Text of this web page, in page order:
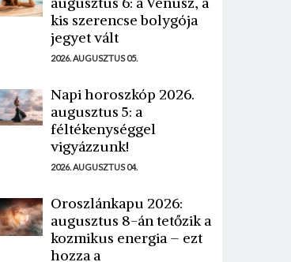
kis szerencse bolygója
jegyet vált
2026. AUGUSZTUS 05.
Napi horoszkóp 2026.
augusztus 5: a
féltékenységgel
vigyázzunk!
2026. AUGUSZTUS 04.
Oroszlánkapu 2026:
augusztus 8-án tetőzik a
kozmikus energia – ezt
hozza a